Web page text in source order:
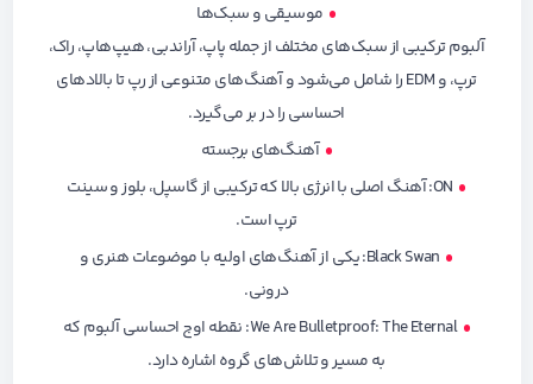
موسیقی و سبک‌ها
آلبوم ترکیبی از سبک‌های مختلف از جمله پاپ، آراندبی، هیپ‌هاپ، راک،
ترپ، و EDM را شامل می‌شود و آهنگ‌های متنوعی از رپ تا بالادهای
احساسی را در بر می‌گیرد.
آهنگ‌های برجسته
ON: آهنگ اصلی با انرژی بالا که ترکیبی از گاسپل، بلوز و سینت
ترپ است.
Black Swan: یکی از آهنگ‌های اولیه با موضوعات هنری و
درونی.
We Are Bulletproof: The Eternal: نقطه اوج احساسی آلبوم که
به مسیر و تلاش‌های گروه اشاره دارد.